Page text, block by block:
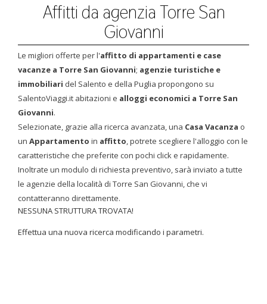
Affitti da agenzia Torre San
Giovanni
Le migliori offerte per l'affitto di appartamenti e case
vacanze a Torre San Giovanni; agenzie turistiche e
immobiliari del Salento e della Puglia propongono su
SalentoViaggi.it abitazioni e alloggi economici a Torre San
Giovanni.
Selezionate, grazie alla ricerca avanzata, una Casa Vacanza o
un Appartamento in affitto, potrete scegliere l'alloggio con le
caratteristiche che preferite con pochi click e rapidamente.
Inoltrate un modulo di richiesta preventivo, sarà inviato a tutte
le agenzie della località di Torre San Giovanni, che vi
contatteranno direttamente.
NESSUNA STRUTTURA TROVATA!
Effettua una nuova ricerca modificando i parametri.